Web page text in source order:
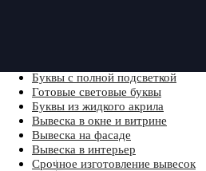
Буквы с полной подсветкой
Готовые световые буквы
Буквы из жидкого акрила
Вывеска в окне и витрине
Вывеска на фасаде
Вывеска в интерьер
Срочное изготовление вывесок